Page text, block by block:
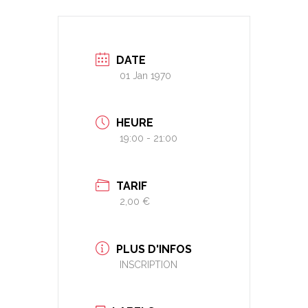
DATE
01 Jan 1970
HEURE
19:00 - 21:00
TARIF
2,00 €
PLUS D'INFOS
INSCRIPTION